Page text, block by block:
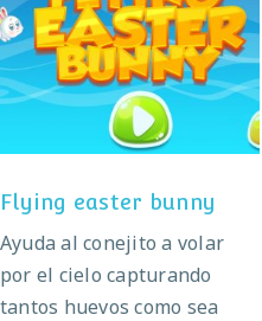
Flying easter bunny
Flying easter bunny
Ayuda al conejito a volar
por el cielo capturando
tantos huevos como sea